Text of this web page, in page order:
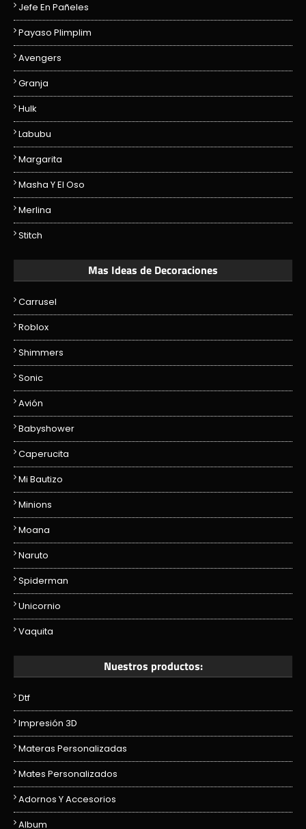
Jefe En Pañeles
Payaso Plimplim
Avengers
Granja
Hulk
Labubu
Margarita
Masha Y El Oso
Merlina
Stitch
Mas Ideas de Decoraciones
Carrusel
Roblox
Shimmers
Sonic
Avión
Babyshower
Caperucita
Mi Bautizo
Minions
Moana
Naruto
Spiderman
Unicornio
Vaquita
Nuestros productos:
Dtf
Impresión 3D
Materas Personalizadas
Mates Personalizados
Adornos Y Accesorios
Album